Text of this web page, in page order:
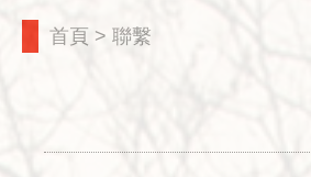
首頁 > 聯繫